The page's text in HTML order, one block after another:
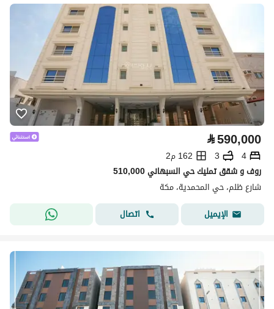
⃁590,000
4
3
162 م2
روف و شقق تمليك حي السبهاني 510,000
شارع ظلم، حي المحمدية، مكة
الإيميل
اتصال